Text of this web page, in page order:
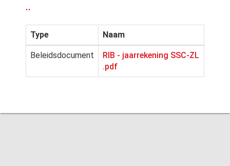
..
Type Naam
Beleidsdocument
RIB - jaarrekening SSC-ZL
.pdf